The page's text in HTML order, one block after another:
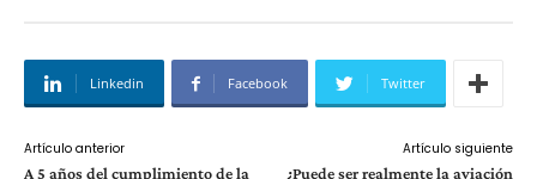
Linkedin Facebook Twitter
Artículo anterior
A 5 años del cumplimiento de la
Artículo siguiente
¿Puede ser realmente la aviación